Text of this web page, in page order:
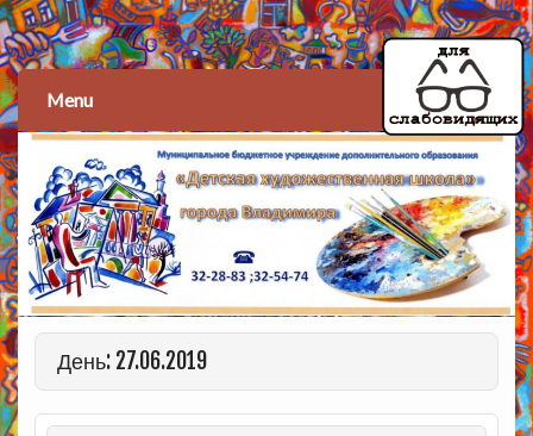
Детская художественная
школа
Menu
День: 27.06.2019